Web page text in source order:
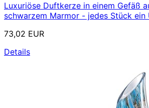
Luxuriöse Duftkerze in einem Gefäß
schwarzem Marmor - jedes Stück ein
73,02 EUR
Details